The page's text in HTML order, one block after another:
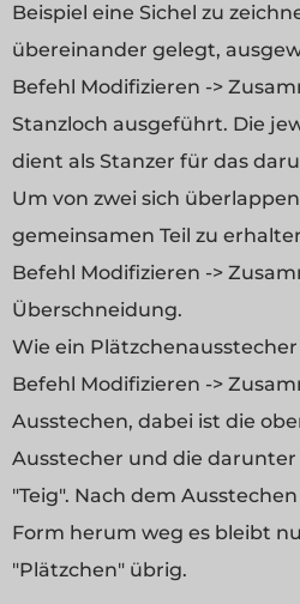
Beispiel eine Sichel zu
übereinander gelegt,
Befehl Modifizieren ->
Stanzloch ausgeführt. Die
dient als Stanzer für das
Um von zwei sich
gemeinsamen Teil zu
Befehl Modifizieren ->
Überschneidung.
Wie ein
Befehl Modifizieren ->
Ausstechen, dabei ist die
Ausstecher und die
"Teig". Nach dem
Form herum weg es bleibt
"Plätzchen" übrig.